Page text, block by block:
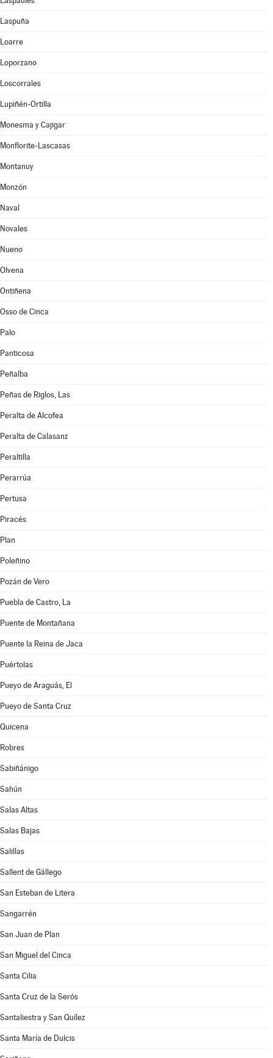
Laspuña
Loarre
Loporzano
Loscorrales
Lupiñén-Ortilla
Monesma y Cajigar
Monflorite-Lascasas
Montanuy
Monzón
Naval
Novales
Nueno
Olvena
Ontiñena
Osso de Cinca
Palo
Panticosa
Peñalba
Peñas de Riglos, Las
Peralta de Alcofea
Peralta de Calasanz
Peraltilla
Perarrúa
Pertusa
Piracés
Plan
Poleñino
Pozán de Vero
Puebla de Castro, La
Puente de Montañana
Puente la Reina de Jaca
Puértolas
Pueyo de Araguás, El
Pueyo de Santa Cruz
Quicena
Robres
Sabiñánigo
Sahún
Salas Altas
Salas Bajas
Salillas
Sallent de Gállego
San Esteban de Litera
Sangarrén
San Juan de Plan
San Miguel del Cinca
Santa Cilia
Santa Cruz de la Serós
Santaliestra y San Quílez
Santa María de Dulcis